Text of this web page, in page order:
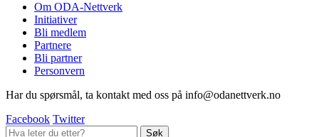
Om ODA-Nettverk
Initiativer
Bli medlem
Partnere
Bli partner
Personvern
Har du spørsmål, ta kontakt med oss på info@odanettverk.no
Facebook Twitter